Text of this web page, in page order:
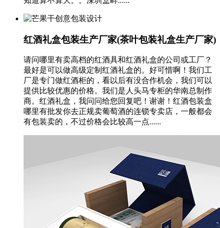
红酒礼盒包装生产厂家(茶叶包装礼盒生产厂家)
请问哪里有卖高档的红酒具和红酒礼盒的公司或工厂？
最好是可以做高级定制红酒礼盒的。好可惜啊！我们工
厂是专门做红酒柜的，看以后有没合作机会，我们可以
提供比较优惠的价格。我们是人头马专柜的华南总制作
商。红酒礼盒，我问问给您回复吧！谢谢！红酒包装盒
哪里有批发你去正规卖葡萄酒的连锁专卖店，一般都会
有包装卖的，不过价格会比较高一点......